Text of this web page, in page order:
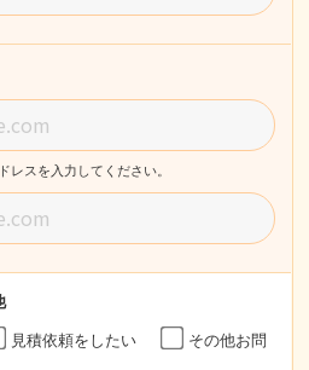
レスを入力してください。
見積依頼をしたい
その他お問